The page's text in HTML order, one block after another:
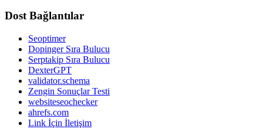
Dost Bağlantılar
Seoptimer
Dopinger Sıra Bulucu
Serptakip Sıra Bulucu
DexterGPT
validator.schema
Zengin Sonuçlar Testi
websiteseochecker
ahrefs.com
Link İçin İletişim